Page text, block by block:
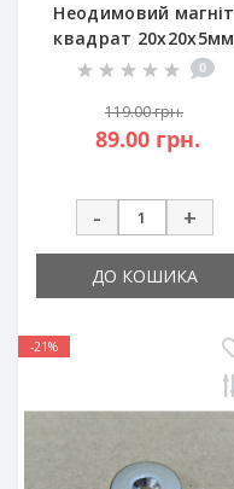
Неодимовий магніт
квадрат 20х20х5мм
0
119.00 грн.
89.00 грн.
- +
ДО КОШИКА
-21%